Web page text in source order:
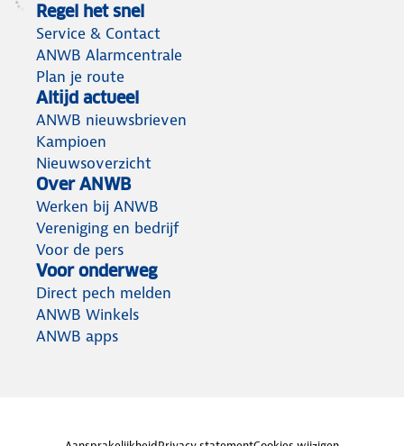
Regel het snel
Service & Contact
ANWB Alarmcentrale
Plan je route
Altijd actueel
ANWB nieuwsbrieven
Kampioen
Nieuwsoverzicht
Over ANWB
Werken bij ANWB
Vereniging en bedrijf
Voor de pers
Voor onderweg
Direct pech melden
ANWB Winkels
ANWB apps